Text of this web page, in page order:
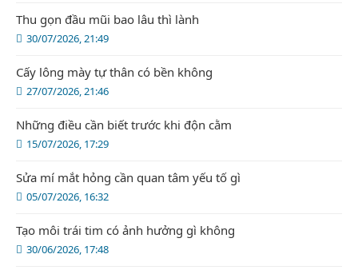
30/07/2026, 21:49
Thu gọn đầu mũi bao lâu thì lành
27/07/2026, 21:46
Cấy lông mày tự thân có bền không
15/07/2026, 17:29
Những điều cần biết trước khi độn cằm
05/07/2026, 16:32
Sửa mí mắt hỏng cần quan tâm yếu tố gì
30/06/2026, 17:48
Tạo môi trái tim có ảnh hưởng gì không